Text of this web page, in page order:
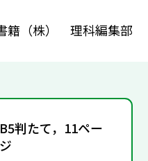
籍（株） 理科編集部
B5判たて，11ペー
ジ